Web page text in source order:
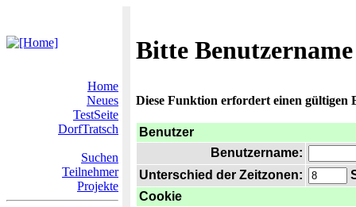
Bitte
Home
Neues
TestSeite
DorfTratsch
Suchen
Teilnehmer
Projekte
Diese Funktion erfordert einen gültigen
Benutzer
Benutzername:
Unterschied der Zeitzonen:
Cookie